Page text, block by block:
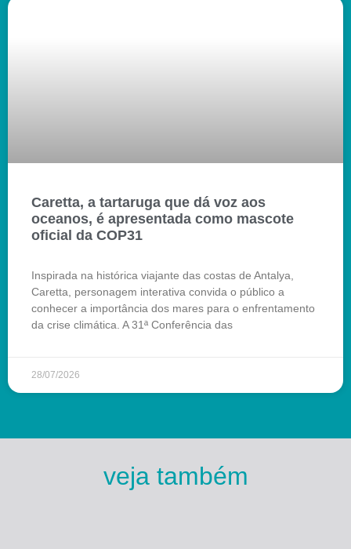
Caretta, a tartaruga que dá voz aos
oceanos, é apresentada como mascote
oficial da COP31
Inspirada na histórica viajante das costas de Antalya,
Caretta, personagem interativa convida o público a
conhecer a importância dos mares para o enfrentamento
da crise climática. A 31ª Conferência das
28/07/2026
veja também